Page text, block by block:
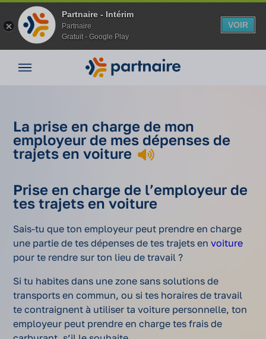
Partnaire - Intérim
Partnaire
Gratuit - Google Play
VOIR
Nos
avantages
Nos
conseils
entreprise
Mon
Accueil
Vos
avantages
Mobilité
sur
votre
Se
rendre
sur
son
travail
Mon
moyen de
rendre
sur son
en
de mon
de trajets
La prise en charge de mon
employeur de mes dépenses de
trajets en voiture
Prise en charge de l’employeur de
tes trajets en voiture
Sais-tu que ton employeur peut prendre en charge
une partie de tes dépenses de tes trajets envoiture
pour te rendre sur ton lieu de travail ?
Si tu habites dans une zone sans solutions de
transports en commun, ou si tes horaires de travail
te contraignent à utiliser ta voiture personnelle, ton
employeur peut prendre en charge tes frais de